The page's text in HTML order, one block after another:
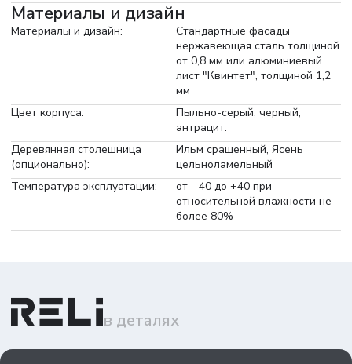
Материалы и дизайн
Материалы и дизайн:
Стандартные фасады
нержавеющая сталь толщиной
от 0,8 мм или алюминиевый
лист "Квинтет", толщиной 1,2
мм
Цвет корпуса:
Пыльно-серый, черный,
антрацит.
Деревянная столешница
(опционально):
Ильм сращенный, Ясень
цельноламельный
Температура эксплуатации:
от - 40 до +40 при
относительной влажности не
более 80%
в деталях